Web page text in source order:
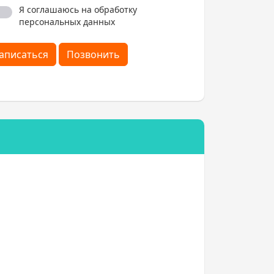
Я соглашаюсь на обработку
персональных данных
Позвонить